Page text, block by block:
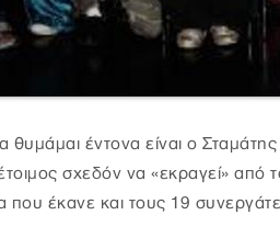
θυμάμαι έντονα είναι ο
σχεδόν να «εκραγεί» από
που έκανε και τους 19